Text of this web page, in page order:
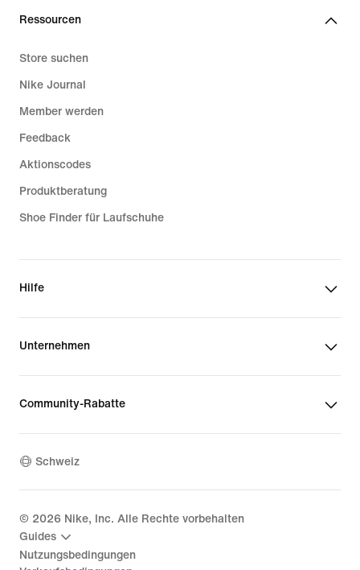
Ressourcen
Store suchen
Nike Journal
Member werden
Feedback
Aktionscodes
Produktberatung
Shoe Finder für Laufschuhe
Hilfe
Unternehmen
Community-Rabatte
Schweiz
© 2026 Nike, Inc. Alle Rechte vorbehalten
Guides
Nutzungsbedingungen